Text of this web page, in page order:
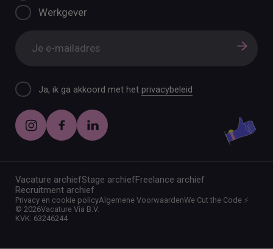
Werkgever
Ja, ik ga akkoord met hetprivacybeleid
Vacature archiefStage archiefFreelance archief
Recruitment archief
©2026Vacature Via B.V.
KVK: 63246244
Privacy en cookie policyAlgemene VoorwaardenWe Cut the Code ⚡️